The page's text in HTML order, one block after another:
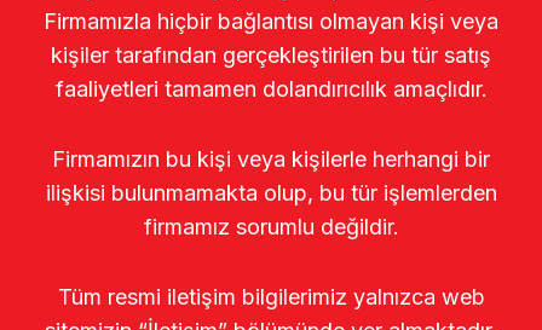
Firmamızla hiçbir bağlantısı olmayan kişi veya
kişiler tarafından gerçekleştirilen bu tür satış
faaliyetleri tamamen dolandırıcılık amaçlıdır.
Firmamızın bu kişi veya kişilerle herhangi bir
ilişkisi bulunmamakta olup, bu tür işlemlerden
firmamız sorumlu değildir.
Tüm resmi iletişim bilgilerimiz yalnızca web